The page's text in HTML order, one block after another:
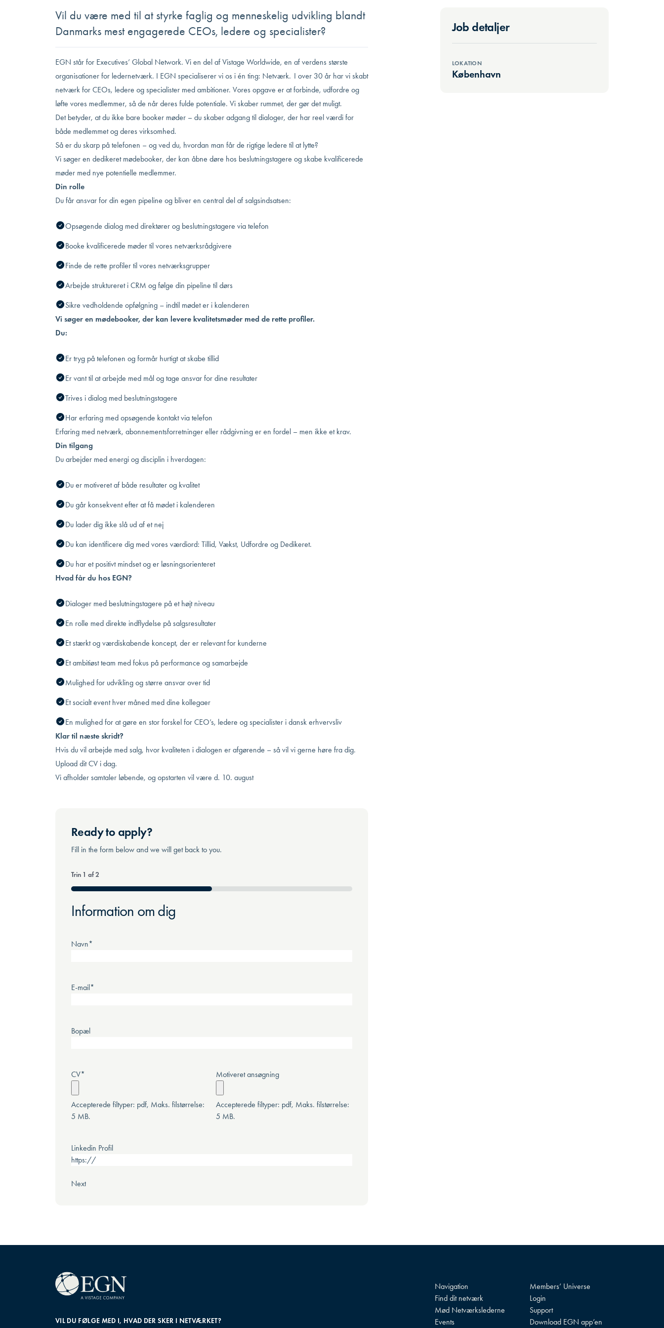
Vil du være med til at styrke faglig og menneskelig udvikling blandt
Danmarks mest engagerede CEOs, ledere og specialister?
EGN står for Executives’ Global Network. Vi en del af Vistage Worldwide, en af verdens største
organisationer for ledernetværk. I EGN specialiserer vi os i én ting: Netværk. I over 30 år har vi skabt
netværk for CEOs, ledere og specialister med ambitioner. Vores opgave er at forbinde, udfordre og
løfte vores medlemmer, så de når deres fulde potentiale. Vi skaber rummet, der gør det muligt.
Det betyder, at du ikke bare booker møder – du skaber adgang til dialoger, der har reel værdi for
både medlemmet og deres virksomhed.
Så er du skarp på telefonen – og ved du, hvordan man får de rigtige ledere til at lytte?
Vi søger en dedikeret mødebooker, der kan åbne døre hos beslutningstagere og skabe kvalificerede
møder med nye potentielle medlemmer.
Din rolle
Du får ansvar for din egen pipeline og bliver en central del af salgsindsatsen:
Opsøgende dialog med direktører og beslutningstagere via telefon
Booke kvalificerede møder til vores netværksrådgivere
Finde de rette profiler til vores netværksgrupper
Arbejde struktureret i CRM og følge din pipeline til dørs
Sikre vedholdende opfølgning – indtil mødet er i kalenderen
Vi søger en mødebooker, der kan levere kvalitetsmøder med de rette profiler.
Du:
Er tryg på telefonen og formår hurtigt at skabe tillid
Er vant til at arbejde med mål og tage ansvar for dine resultater
Trives i dialog med beslutningstagere
Har erfaring med opsøgende kontakt via telefon
Erfaring med netværk, abonnementsforretninger eller rådgivning er en fordel – men ikke et krav.
Din tilgang
Du arbejder med energi og disciplin i hverdagen:
Du er motiveret af både resultater og kvalitet
Du går konsekvent efter at få mødet i kalenderen
Du lader dig ikke slå ud af et nej
Du kan identificere dig med vores værdiord: Tillid, Vækst, Udfordre og Dedikeret.
Du har et positivt mindset og er løsningsorienteret
Hvad får du hos EGN?
Dialoger med beslutningstagere på et højt niveau
En rolle med direkte indflydelse på salgsresultater
Et stærkt og værdiskabende koncept, der er relevant for kunderne
Et ambitiøst team med fokus på performance og samarbejde
Mulighed for udvikling og større ansvar over tid
Et socialt event hver måned med dine kollegaer
En mulighed for at gøre en stor forskel for CEO’s, ledere og specialister i dansk erhvervsliv
Klar til næste skridt?
Hvis du vil arbejde med salg, hvor kvaliteten i dialogen er afgørende – så vil vi gerne høre fra dig.
Upload dit CV i dag.
Vi afholder samtaler løbende, og opstarten vil være d. 10. august
Ready to apply?
Fill in the form below and we will get back to you.
Trin 1 af2
50%
Information om dig
Navn*
E-mail*
Bopæl
CV*
Accepterede filtyper: pdf, Maks. filstørrelse:
5 MB.
Motiveret ansøgning
Accepterede filtyper: pdf, Maks. filstørrelse:
5 MB.
Linkedin Profil
Job detaljer
LOKATION
København
VIL DU FØLGE MED I, HVAD DER SKER I NETVÆRKET?
Navigation
Find dit netværk
Mød Netværkslederne
Events
Members’ Universe
Login
Support
Download EGN app’en